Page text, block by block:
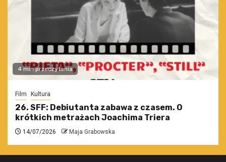
4 min przeczytania
Film Kultura
26. SFF: Debiutanta zabawa z czasem. O
krótkich metrażach Joachima Triera
14/07/2026 Maja Grabowska